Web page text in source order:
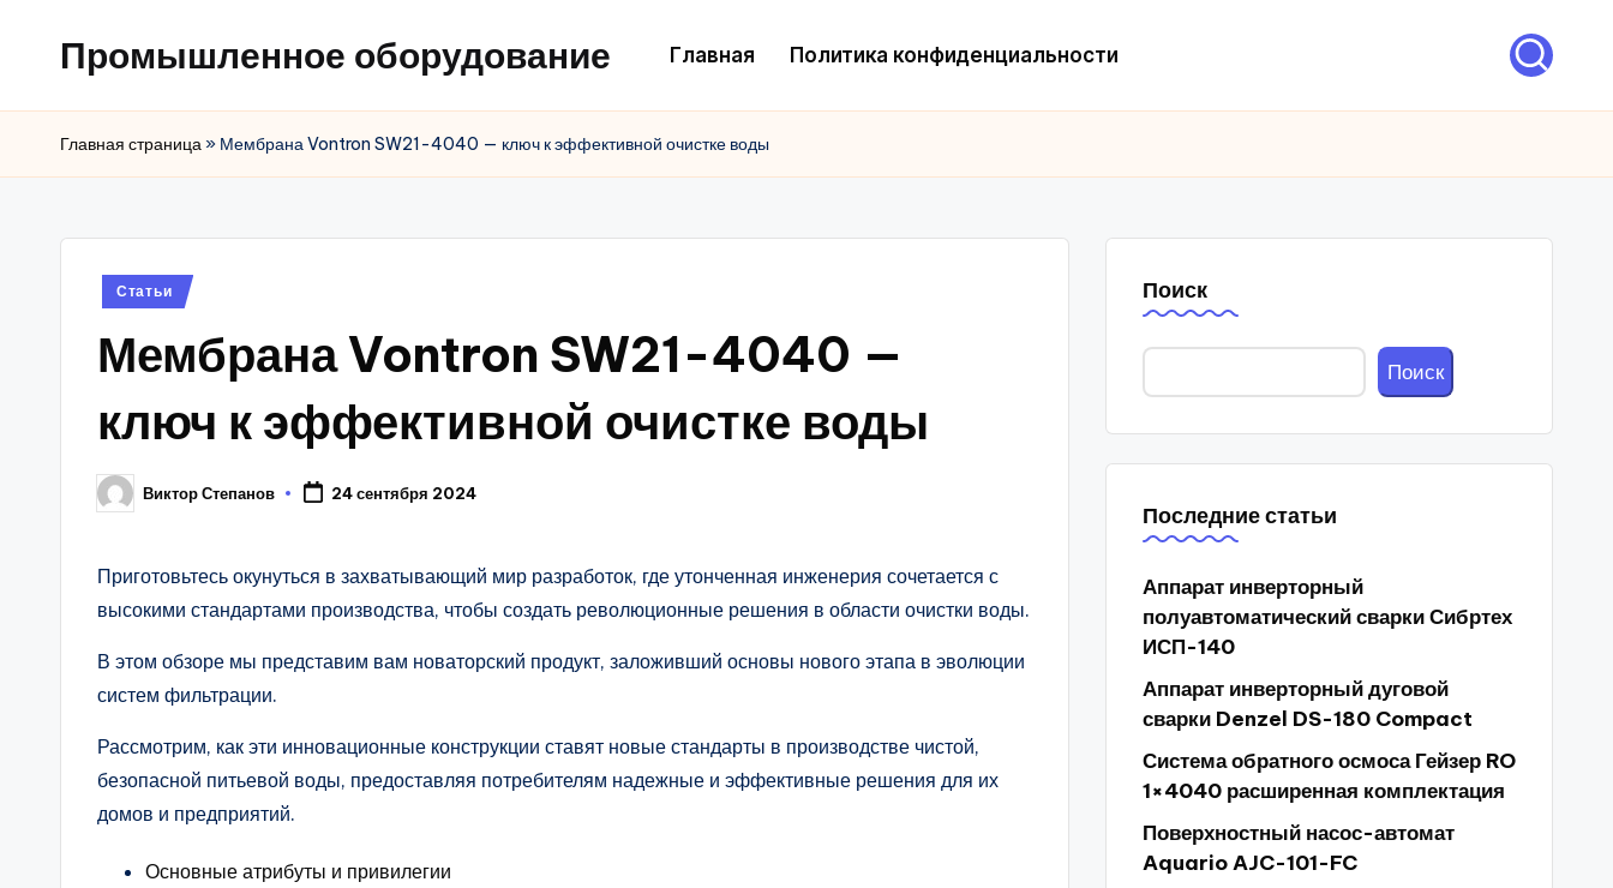
Промышленное оборудование Главная Политика конфиденциальности
Главная страница» Мембрана Vontron SW21-4040 — ключ к эффективной очистке воды
Posted
Статьи
Мембрана Vontron SW21-4040 —
ключ к эффективной очистке воды
Posted
by
Виктор Степанов 24 сентября 2024
Приготовьтесь окунуться в захватывающий мир разработок, где утонченная инженерия сочетается с
высокими стандартами производства, чтобы создать революционные решения в области очистки воды.
В этом обзоре мы представим вам новаторский продукт, заложивший основы нового этапа в эволюции
систем фильтрации.
Рассмотрим, как эти инновационные конструкции ставят новые стандарты в производстве чистой,
безопасной питьевой воды, предоставляя потребителям надежные и эффективные решения для их
домов и предприятий.
Основные атрибуты и привилегии
Поиск
Поиск
Последние статьи
Аппарат инверторный
полуавтоматический сварки Сибртех
ИСП-140
Аппарат инверторный дуговой
сварки Denzel DS-180 Compact
Система обратного осмоса Гейзер RO
1×4040 расширенная комплектация
Поверхностный насос-автомат
Aquario AJC-101-FC